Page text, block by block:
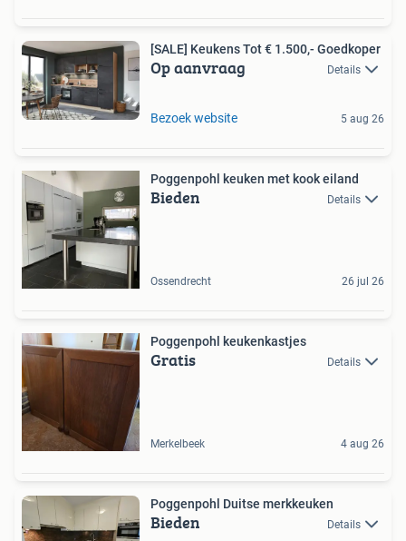
[SALE] Keukens Tot € 1.500,- Goedkoper
Op aanvraag Details
Bezoek website 5 aug 26
Poggenpohl keuken met kook eiland
Bieden Details
Ossendrecht 26 jul 26
Poggenpohl keukenkastjes
Gratis Details
Merkelbeek 4 aug 26
Poggenpohl Duitse merkkeuken
Bieden Details